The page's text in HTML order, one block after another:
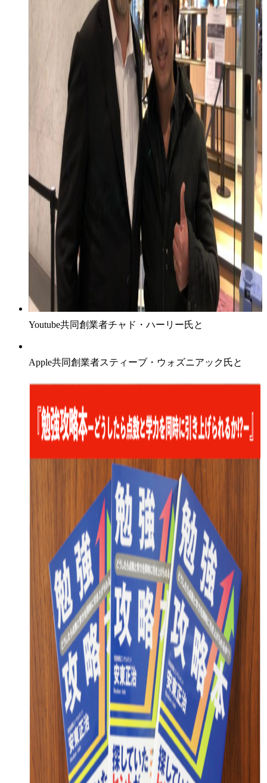
Youtube共同創業者チャド・ハーリー氏と
Apple共同創業者スティーブ・ウォズニアック氏と